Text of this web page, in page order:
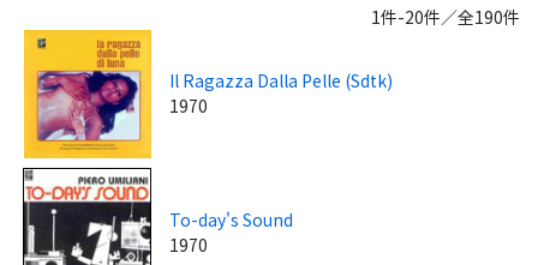
1件-20件／全190件
Il Ragazza Dalla Pelle (Sdtk)
1970
To-day's Sound
1970